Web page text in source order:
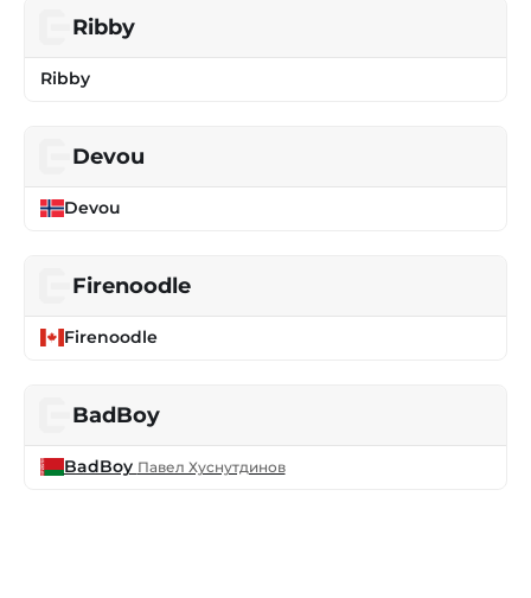
Ribby
Ribby
Devou
Devou
Firenoodle
Firenoodle
BadBoy
BadBoy Павел Хуснутдинов